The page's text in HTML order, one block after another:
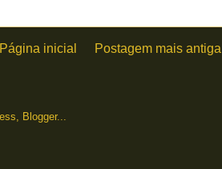
Postagem mais antiga
Página inicial